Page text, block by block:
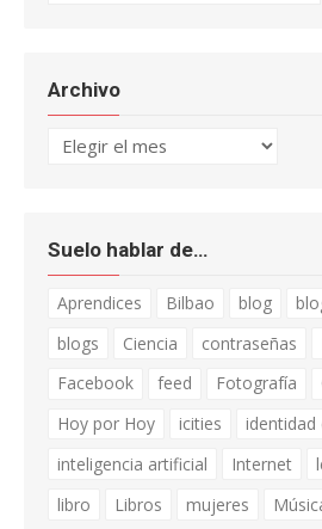
Archivo
Archivo
Suelo hablar de…
Aprendices Bilbao blog
blogs
Ciencia contraseñas
Facebook
feed Fotografía
Hoy por Hoy
icities
identidad
inteligencia artificial
Internet
libro
Libros mujeres